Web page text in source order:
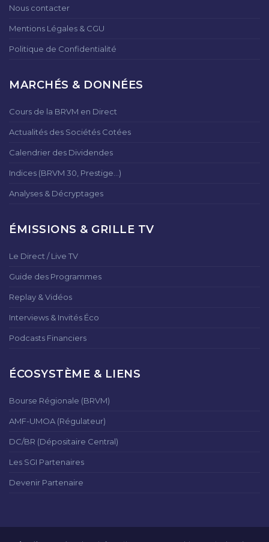
Nous contacter
Mentions Légales & CGU
Politique de Confidentialité
MARCHÉS & DONNÉES
Cours de la BRVM en Direct
Actualités des Sociétés Cotées
Calendrier des Dividendes
Indices (BRVM 30, Prestige...)
Analyses & Décryptages
ÉMISSIONS & GRILLE TV
Le Direct / Live TV
Guide des Programmes
Replay & Vidéos
Interviews & Invités Éco
Podcasts Financiers
ÉCOSYSTÈME & LIENS
Bourse Régionale (BRVM)
AMF-UMOA (Régulateur)
DC/BR (Dépositaire Central)
Les SGI Partenaires
Devenir Partenaire